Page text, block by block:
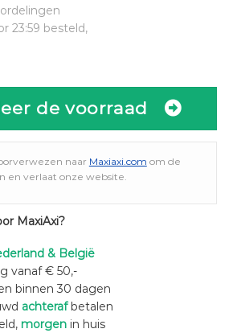
23:59 besteld,
de voorraad
naar Maxiaxi.com om de
en verlaat onze website.
MaxiAxi?
& België
vanaf € 50,-
binnen 30 dagen
achterafbetalen
morgenin huis